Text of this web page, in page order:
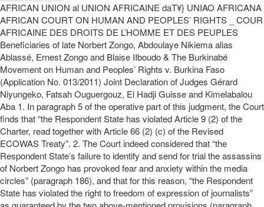
AFRICAN UNION al UNION AFRICAINE daT¥} UNIAO AFRICANA
AFRICAN COURT ON HUMAN AND PEOPLES’ RIGHTS _ COUR
AFRICAINE DES DROITS DE L’HOMME ET DES PEUPLES
Beneficiaries of late Norbert Zongo, Abdoulaye Nikiema alias
Ablassé, Ernest Zongo and Blaise IIboudo & The Burkinabé
Movement on Human and Peoples’ Rights v. Burkina Faso
(Application No. 013/2011) Joint Declaration of Judges Gérard
Niyungeko, Fatsah Ouguergouz, El Hadji Guisse and Kimelabalou
Aba 1. In paragraph 5 of the operative part of this judgment, the Court
finds that “the Respondent State has violated Article 9 (2) of the
Charter, read together with Article 66 (2) (c) of the Revised
ECOWAS Treaty”. 2. The Court indeed considered that “the
Respondent State’s failure to identify and send for trial the assassins
of Norbert Zongo has provoked fear and anxiety within the media
circles” (paragraph 186), and that for this reason, “the Respondent
State has violated the right to freedom of expression of journalists”